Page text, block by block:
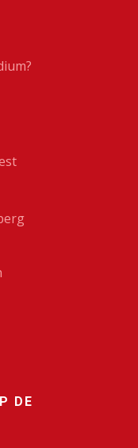
DE